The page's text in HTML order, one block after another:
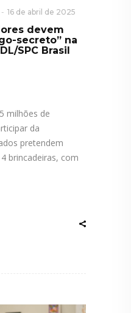
16 de abril de 2025
devem
secreto” na
SPC Brasil
milhões de
da
pretendem
brincadeiras, com